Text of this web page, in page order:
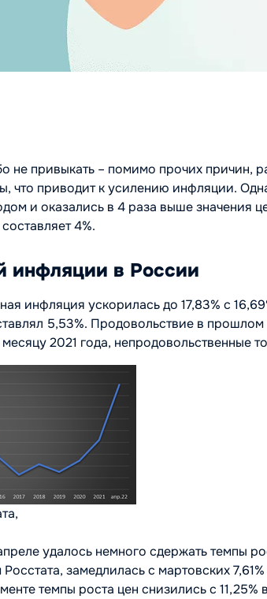
не привыкать – помимо прочих причин,
что приводит к усилению инфляции.
и оказались в 4 раза выше значения
4%.
инфляции в России
инфляция ускорилась до 17,83% с
5,53%. Продовольствие в
2021 года, непродовольственные
удалось немного сдержать темпы
замедлилась с мартовских
темпы роста цен снизились с